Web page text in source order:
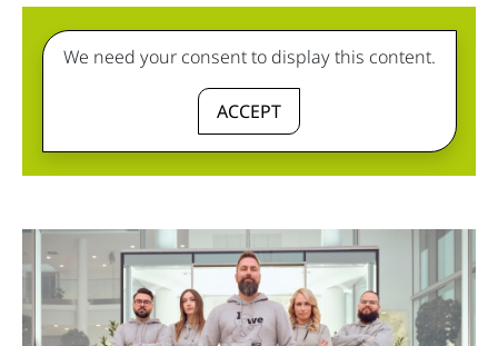
We need your consent to display this content.
ACCEPT